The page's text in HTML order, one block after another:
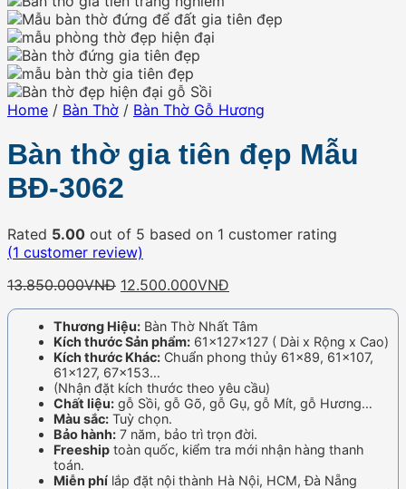
Home / Bàn Thờ / Bàn Thờ Gỗ Hương
Bàn thờ gia tiên đẹp Mẫu
BĐ-3062
Rated 5.00 out of 5 based on 1 customer rating
(1 customer review)
13.850.000VNĐ Original
was:
13.850.000VNĐ.
12.500.000VNĐ
is:
12.500.000VNĐ.
Thương Hiệu: Bàn Thờ Nhất Tâm
Kích thước Sản phẩm: 61x127x127 ( Dài x Rộng x Cao)
Kích thước Khác: Chuẩn phong thủy 61×89, 61×107,
61×127, 67×153…
(Nhận đặt kích thước theo yêu cầu)
Chất liệu: gỗ Sồi, gỗ Gõ, gỗ Gụ, gỗ Mít, gỗ Hương…
Màu sắc: Tuỳ chọn.
Bảo hành: 7 năm, bảo trì trọn đời.
Freeship toàn quốc, kiểm tra mới nhận hàng thanh
toán.
Miễn phí lắp đặt nội thành Hà Nội, HCM, Đà Nẵng